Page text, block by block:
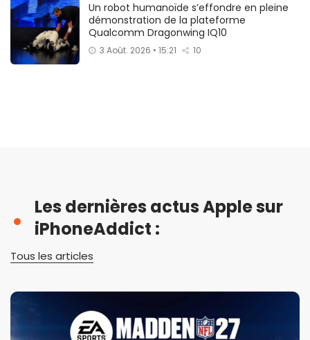
Un robot humanoïde s’effondre en pleine
démonstration de la plateforme
Qualcomm Dragonwing IQ10
3 Août. 2026 • 15:21 10
Les dernières actus Apple sur
iPhoneAddict :
Tous les articles